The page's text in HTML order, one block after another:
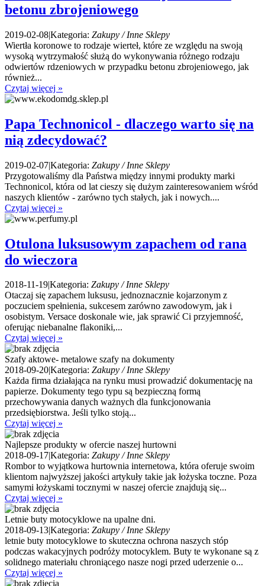
betonu zbrojeniowego
2019-02-08|Kategoria: Zakupy / Inne Sklepy
Wiertła koronowe to rodzaje wierteł, które ze względu na swoją
wysoką wytrzymałość służą do wykonywania różnego rodzaju
odwiertów rdzeniowych w przypadku betonu zbrojeniowego, jak
również...
Czytaj więcej »
Papa Technonicol - dlaczego warto się na
nią zdecydować?
2019-02-07|Kategoria: Zakupy / Inne Sklepy
Przygotowaliśmy dla Państwa między innymi produkty marki
Technonicol, która od lat cieszy się dużym zainteresowaniem wśród
naszych klientów - zarówno tych stałych, jak i nowych....
Czytaj więcej »
Otulona luksusowym zapachem od rana
do wieczora
2018-11-19|Kategoria: Zakupy / Inne Sklepy
Otaczaj się zapachem luksusu, jednoznacznie kojarzonym z
poczuciem spełnienia, sukcesem zarówno zawodowym, jak i
osobistym. Versace doskonale wie, jak sprawić Ci przyjemność,
oferując niebanalne flakoniki,...
Czytaj więcej »
Szafy aktowe- metalowe szafy na dokumenty
2018-09-20|Kategoria: Zakupy / Inne Sklepy
Każda firma działająca na rynku musi prowadzić dokumentację na
papierze. Dokumenty tego typu są bezpieczną formą
przechowywania danych ważnych dla funkcjonowania
przedsiębiorstwa. Jeśli tylko stoją...
Czytaj więcej »
Najlepsze produkty w ofercie naszej hurtowni
2018-09-17|Kategoria: Zakupy / Inne Sklepy
Rombor to wyjątkowa hurtownia internetowa, która oferuje swoim
klientom najwyższej jakości artykuły takie jak łożyska toczne. Poza
samymi łożyskami tocznymi w naszej ofercie znajdują się...
Czytaj więcej »
Letnie buty motocyklowe na upalne dni.
2018-09-13|Kategoria: Zakupy / Inne Sklepy
letnie buty motocyklowe to skuteczna ochrona naszych stóp
podczas wakacyjnych podróży motocyklem. Buty te wykonane są z
solidnego materiału chroniącego nasze nogi przed uderzenie o...
Czytaj więcej »